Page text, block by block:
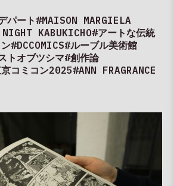
パート #MAISON MARGIELA
KABUKICHO#アートな伝統
#DCCOMICS#ルーブル美術館
トオブツシマ#創作論
コミコン2025#ANN FRAGRANCE